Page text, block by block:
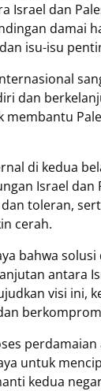
Israel dan
damai
isu-isu
dan
membantu
di kedua
Israel dan
toleran,
cerah.
bahwa
antara
visi ini,
untuk
kedua